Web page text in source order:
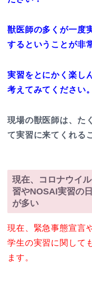
獣医師の多くが一度
するということが非
実習をとにかく楽し
考えてみてください。
現場の獣医師は、た
て実習に来てくれる
現在、コロナウイ
習やNOSAI実習の
が多い
現在、緊急事態宣言
学生の実習に関して
ます。